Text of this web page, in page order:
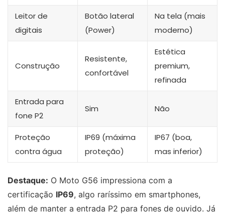
Leitor de
digitais
Botão lateral
(Power)
Na tela (mais
moderno)
Construção
Resistente,
confortável
Estética
premium,
refinada
Entrada para
fone P2
Sim Não
Proteção
contra água
IP69 (máxima
proteção)
IP67 (boa,
mas inferior)
Destaque: O Moto G56 impressiona com a
certificação IP69, algo raríssimo em smartphones,
além de manter a entrada P2 para fones de ouvido. Já